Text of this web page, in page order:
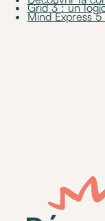
Grid 3 : un
Mind Express